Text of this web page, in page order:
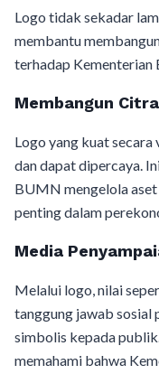
Logo tidak sekadar
membantu
terhadap
Membangun
Logo yang kuat
dan dapat dipercaya.
BUMN mengelola
penting dalam
Media
Melalui logo, nilai
tanggung jawab sosial
simbolis kepada
memahami bahwa